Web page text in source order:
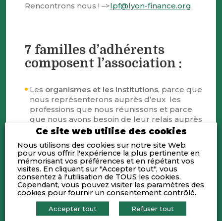
Rencontrons nous ! –>lpf@lyon-finance.org
7 familles d’adhérents
composent l’association :
Les organismes et les institutions, parce que
nous représenterons auprès d’eux les
professions que nous réunissons et parce
que nous avons besoin de leur relais auprès
du tissu économique dans son ensemble.
Lesbanques, acteurs majeurs du paysage
financier, sont le premier acteur financier
des entreprises, au quotidien comme dans
les grandes étapes de leur vie.
Lesinvestisseurs, les asset managers et les
métiers de la boursedrainent et orientent
les ressources sur lesquelles repose le
développement de notre région.
Ce site web utilise des cookies
Nous utilisons des cookies sur notre site Web
pour vous offrir l'expérience la plus pertinente en
mémorisant vos préférences et en répétant vos
visites. En cliquant sur "Accepter tout", vous
consentez à l'utilisation de TOUS les cookies.
Cependant, vous pouvez visiter les paramètres des
cookies pour fournir un consentement contrôlé.
Accepter tout Refuser tout